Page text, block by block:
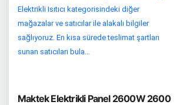
Elektrikli Isıtıcı kategorisindeki diğer
mağazalar ve satıcılar ile alakalı bilgiler
sağlıyoruz. En kısa sürede teslimat şartları
sunan satıcıları bula...
Maktek Elektrikli Panel 2600W 2600